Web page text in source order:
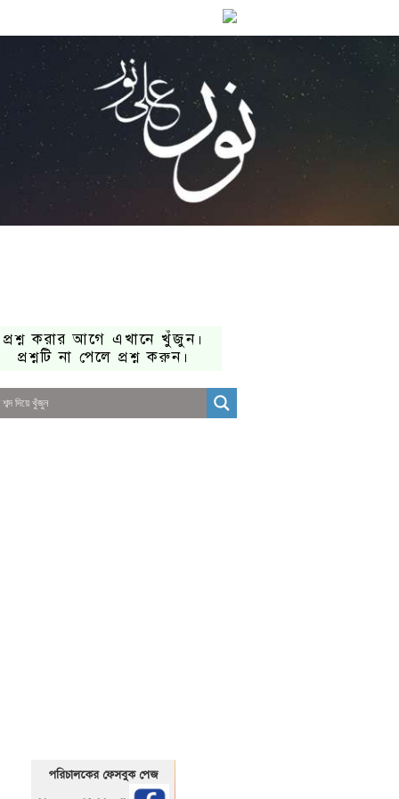
প্রশ্ন করার আগে এখানে খুঁজুন।
প্রশ্নটি না পেলে প্রশ্ন করুন।
পরিচালকের ফেসবুক পেজ